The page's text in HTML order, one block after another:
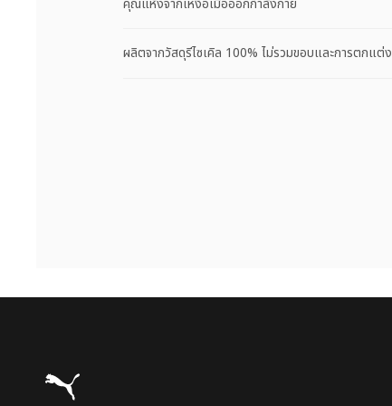
คุณแห้งจากเหงื่อเมื่อออกกำลังกาย
ผลิตจากวัสดุรีไซเคิล 100% ไม่รวมขอบและการตกแต่ง
Puma โฮม